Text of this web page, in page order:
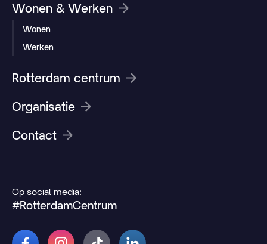
Wonen & Werken
Wonen
Werken
Rotterdam centrum
Organisatie
Contact
Op social media:
#RotterdamCentrum